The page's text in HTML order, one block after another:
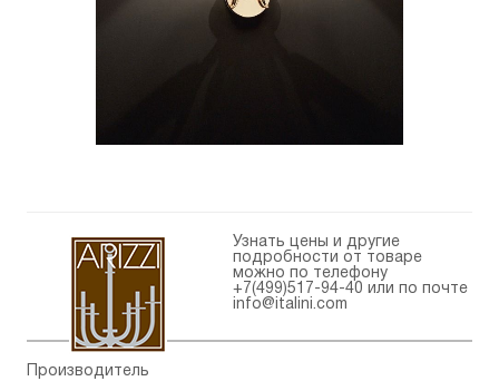
Узнать цены и другие
подробности от товаре
можно по телефону
+7(499)517-94-40 или по почте
info@italini.com
Производитель